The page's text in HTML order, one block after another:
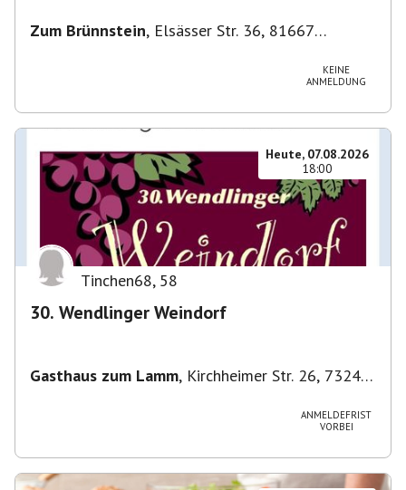
Zum Brünnstein, Elsässer Str. 36, 81667
KEINE
ANMELDUNG
Heute, 07.08.2026
18:00
Tinchen68, 58
30. Wendlinger Weindorf
Gasthaus zum Lamm, Kirchheimer Str. 26, 73240
ANMELDEFRIST
VORBEI